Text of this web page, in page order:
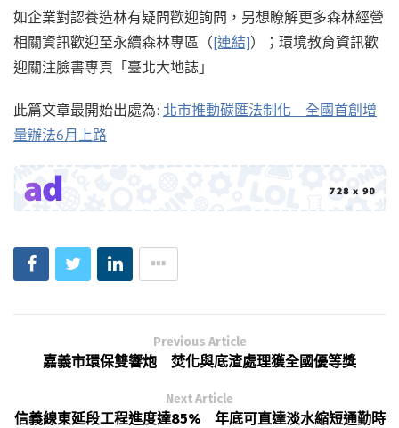
如企業對認養造林有疑問歡迎詢問，另想瞭解更多森林經營
相關資訊歡迎至永續森林專區（[連結]）；環境教育資訊歡
迎關注臉書專頁「臺北大地誌」
此篇文章最開始出處為: 北市推動碳匯法制化 全國首創增
量辦法6月上路
Previous Article
嘉義市環保雙響炮 焚化與底渣處理獲全國優等獎
Next Article
信義線東延段工程進度達85% 年底可直達淡水縮短通勤時